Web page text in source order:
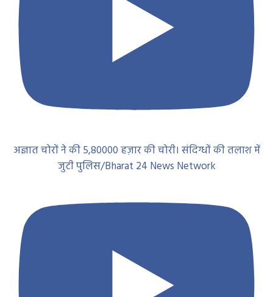
अज्ञात चोरों ने की 5,80000 हज़ार की चोरी। संदिग्धों की तलाश में
जुटी पुलिस/Bharat 24 News Network